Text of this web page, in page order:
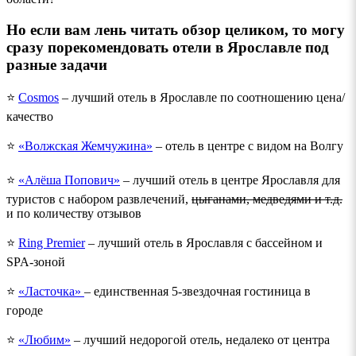
Но если вам лень читать обзор целиком, то могу
сразу порекомендовать отели в Ярославле под
разные задачи
⭐️ Cosmos – лучший отель в Ярославле по соотношению цена/
качество
⭐️ «Волжская Жемчужина» – отель в центре с видом на Волгу
⭐️ «Алёша Попович» – лучший отель в центре Ярославля для
туристов с набором развлечений, цыганами, медведями и т.д.
и по количеству отзывов
⭐️ Ring Premier– лучший отель в Ярославля с бассейном и
SPA-зоной
⭐️ «Ласточка» – единственная 5-звездочная гостиница в
городе
⭐️ «Любим» – лучший недорогой отель, недалеко от центра